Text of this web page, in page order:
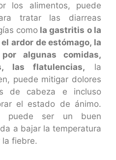
los alimentos, puede
tratar las diarreas
comola gastritis o la
ardor de estómago, la
algunas comidas,
las flatulencias, la
puede mitigar dolores
de cabeza e incluso
el estado de ánimo.
puede ser un buen
a bajar la temperatura
la fiebre.